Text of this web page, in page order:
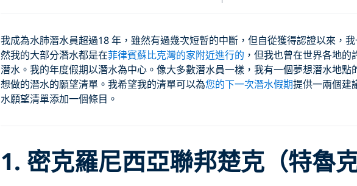
我成為水肺潛水員超過18 年，雖然有過幾次短暫的中斷，但自從獲得認證以來，
然我的大部分潛水都是在菲律賓蘇比克灣的家附近進行的 ，但我也曾在世界各地
潛水。我的年度假期以潛水為中心。像大多數潛水員一樣，我有一個夢想潛水地點
想做的潛水的願望清單。我希望我的清單可以為您的下一次潛水假期提供一兩個建
水願望清單添加一個條目。
1. 密克羅尼西亞聯邦楚克（特魯